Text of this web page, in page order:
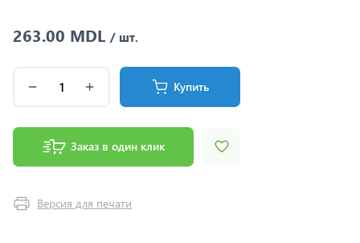
263.00 MDL / шт.
Купить
Заказ в один клик
Версия для печати